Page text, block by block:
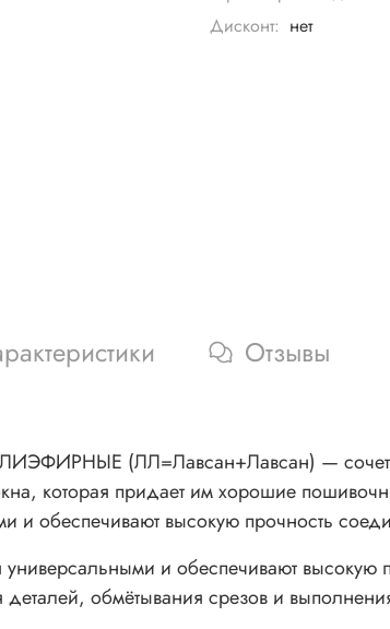
Дисконт: нет
Отзывы
(ЛЛ=Лавсан+Лавсан) — сочетают
которая придает им хорошие
и обеспечивают высокую прочность
и обеспечивают
деталей, обмётывания срезов и